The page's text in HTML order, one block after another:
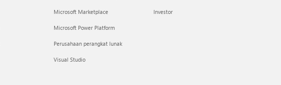
Microsoft Marketplace
Microsoft Power Platform
Perusahaan perangkat lunak
Visual Studio
Investor